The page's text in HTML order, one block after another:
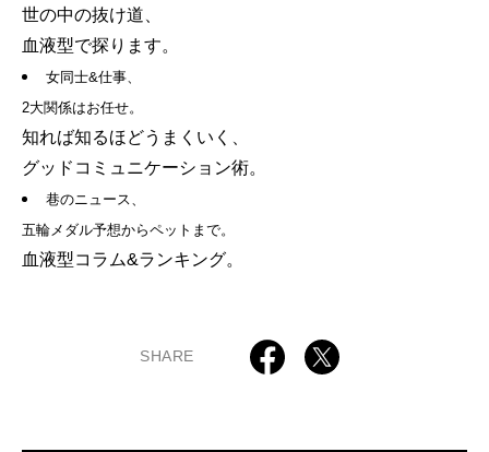
世の中の抜け道、
血液型で探ります。
女同士&仕事、
2大関係はお任せ。
知れば知るほどうまくいく、
グッドコミュニケーション術。
巷のニュース、
五輪メダル予想からペットまで。
血液型コラム&ランキング。
SHARE